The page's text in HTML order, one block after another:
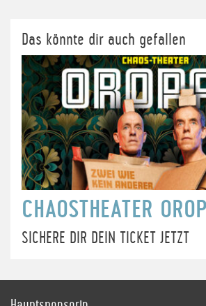
Das könnte dir auch gefallen
CHAOSTHEATER
SICHERE DIR DEIN TICKET JETZT